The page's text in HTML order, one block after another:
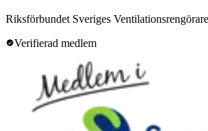
Riksförbundet Sveriges Ventilationsrengörare
Verifierad medlem